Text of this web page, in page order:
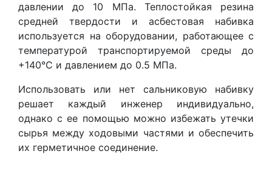
давлении до 10 МПа. Теплостойкая резина
средней твердости и асбестовая набивка
используется на оборудовании, работающее с
температурой транспортируемой среды до
+140°С и давлением до 0.5 МПа.
Использовать или нет сальниковую набивку
решает каждый инженер индивидуально,
однако с ее помощью можно избежать утечки
сырья между ходовыми частями и обеспечить
их герметичное соединение.